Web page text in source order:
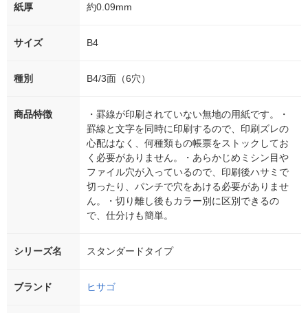
紙厚 約0.09mm
サイズ B4
種別 B4/3面（6穴）
商品特徴
・罫線が印刷されていない無地の用紙です。・
罫線と文字を同時に印刷するので、印刷ズレの
心配はなく、何種類もの帳票をストックしてお
く必要がありません。・あらかじめミシン目や
ファイル穴が入っているので、印刷後ハサミで
切ったり、パンチで穴をあける必要がありませ
ん。・切り離し後もカラー別に区別できるの
で、仕分けも簡単。
シリーズ名 スタンダードタイプ
ブランド ヒサゴ